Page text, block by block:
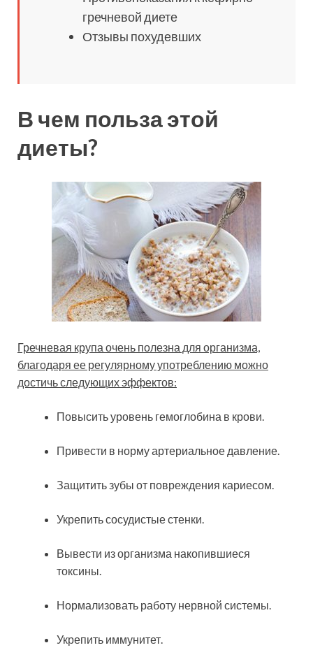
гречневой диете
Отзывы похудевших
В чем польза этой
диеты?
Гречневая крупа очень полезна для организма,
благодаря ее регулярному употреблению можно
достичь следующих эффектов:
Повысить уровень гемоглобина в крови.
Привести в норму артериальное давление.
Защитить зубы от повреждения кариесом.
Укрепить сосудистые стенки.
Вывести из организма накопившиеся
токсины.
Нормализовать работу нервной системы.
Укрепить иммунитет.